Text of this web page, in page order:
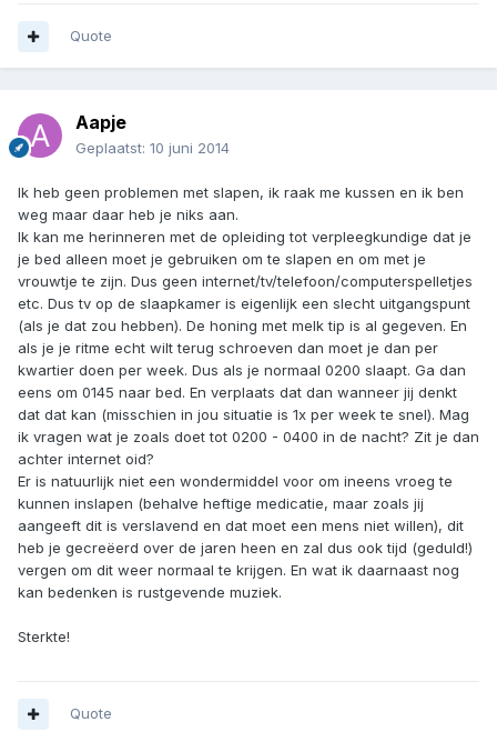
Quote
Aapje
Geplaatst: 10 juni 2014
Ik heb geen problemen met slapen, ik raak me kussen en ik ben
weg maar daar heb je niks aan.
Ik kan me herinneren met de opleiding tot verpleegkundige dat je
je bed alleen moet je gebruiken om te slapen en om met je
vrouwtje te zijn. Dus geen internet/tv/telefoon/computerspelletjes
etc. Dus tv op de slaapkamer is eigenlijk een slecht uitgangspunt
(als je dat zou hebben). De honing met melk tip is al gegeven. En
als je je ritme echt wilt terug schroeven dan moet je dan per
kwartier doen per week. Dus als je normaal 0200 slaapt. Ga dan
eens om 0145 naar bed. En verplaats dat dan wanneer jij denkt
dat dat kan (misschien in jou situatie is 1x per week te snel). Mag
ik vragen wat je zoals doet tot 0200 - 0400 in de nacht? Zit je dan
achter internet oid?
Er is natuurlijk niet een wondermiddel voor om ineens vroeg te
kunnen inslapen (behalve heftige medicatie, maar zoals jij
aangeeft dit is verslavend en dat moet een mens niet willen), dit
heb je gecreëerd over de jaren heen en zal dus ook tijd (geduld!)
vergen om dit weer normaal te krijgen. En wat ik daarnaast nog
kan bedenken is rustgevende muziek.
Sterkte!
Quote